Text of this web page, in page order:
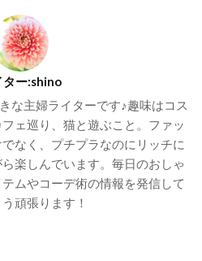
ター:shino
な主婦ライターです♪趣味はコス
ェ巡り、猫と遊ぶこと。ファッ
なく、プチプラなのにリッチに
楽しんでいます。毎日のおしゃ
ムやコーデ術の情報を発信して
頑張ります！